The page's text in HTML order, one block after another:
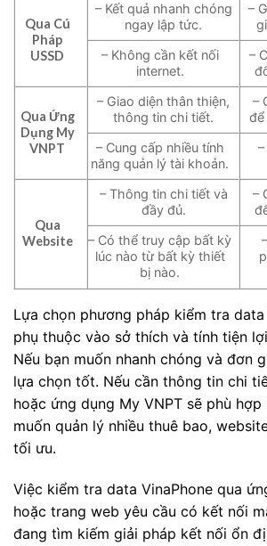
Qua Cú
Pháp
USSD
– Kết quả nhanh chóng
ngay lập tức.
–
– Không cần kết nối
internet.
–
Qua Ứng
Dụng My
VNPT
– Giao diện thân thiện,
thông tin chi tiết.
–
để
– Cung cấp nhiều tính
năng quản lý tài khoản.
Qua
Website
– Thông tin chi tiết và
đầy đủ.
–
– Có thể truy cập bất kỳ
lúc nào từ bất kỳ thiết
bị nào.
Lựa chọn phương pháp kiểm tra
phụ thuộc vào sở thích và tính tiện
Nếu bạn muốn nhanh chóng và đơn
lựa chọn tốt. Nếu cần thông tin chi
hoặc ứng dụng My VNPT sẽ phù hợp
muốn quản lý nhiều thuê bao,
tối ưu.
Việc kiểm tra data VinaPhone qua
hoặc trang web yêu cầu có kết nối
đang tìm kiếm giải pháp kết nối ổn